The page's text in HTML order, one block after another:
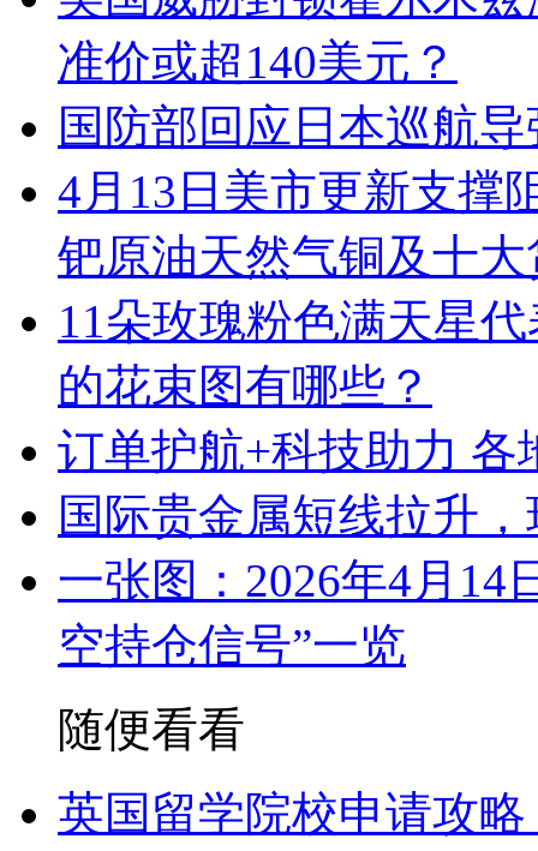
准价或超140美元？
国防部回应日本巡航
4月13日美市更新支撑
钯原油天然气铜及十
11朵玫瑰粉色满天星
的花束图有哪些？
订单护航+科技助力 各
国际贵金属短线拉升
一张图：2026年4月14
空持仓信号”一览
随便看看
英国留学院校申请攻